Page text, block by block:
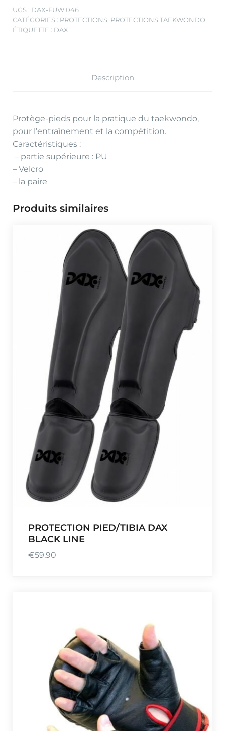
UGS : DAX-FUW 046
CATÉGORIES : PROTECTIONS PROTECTIONS TAEKWONDO
ÉTIQUETTE : DAX
Description
Protège-pieds pour la pratique du taekwondo,
pour l’entraînement et la compétition.
Caractéristiques :
– partie supérieure : PU
– Velcro
– la paire
Produits similaires
PROTECTION PIED/TIBIA DAX
BLACK LINE
€59,90